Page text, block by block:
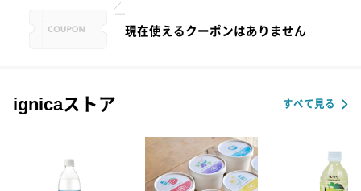
現在使えるクーポンはありません
ignicaストア すべて見る